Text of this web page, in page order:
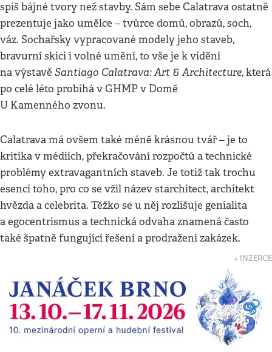
spíš bájné tvory než stavby. Sám sebe Calatrava ostatně
prezentuje jako umělce – tvůrce domů, obrazů, soch,
váz. Sochařsky vypracované modely jeho staveb,
bravurní skici i volné umění, to vše je k vidění
na výstavě Santiago Calatrava: Art & Architecture, která
po celé léto probíhá v GHMP v Domě
U Kamenného zvonu.
Calatrava má ovšem také méně krásnou tvář – je to
kritika v médiích, překračování rozpočtů a technické
problémy extravagantních staveb. Je totiž tak trochu
esencí toho, pro co se vžil název starchitect, architekt
hvězda a celebrita. Těžko se u něj rozlišuje genialita
a egocentrismus a technická odvaha znamená často
také špatně fungující řešení a prodražení zakázek.
↓ INZERCE